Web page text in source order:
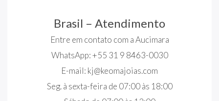
Brasil – Atendimento
Entre em contato com a Aucimara
WhatsApp: +55 31 9 8463-0030
E-mail: kj@keomajoias.com
Seg. à sexta-feira de 07:00 às 18:00